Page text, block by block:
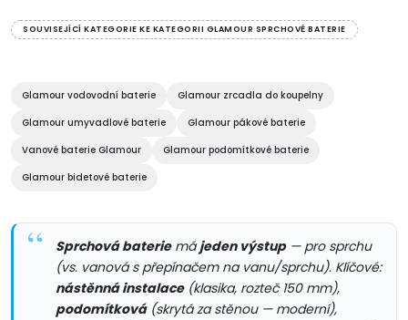
d
c
p
v
á
o
v
á
n
SOUVISEJÍCÍ KATEGORIE KE KATEGORII GLAMOUR SPRCHOVÉ BATERIE
Glamour vodovodní baterie
Glamour zrcadla do koupelny
Glamour umyvadlové baterie
Glamour pákové baterie
Vanové baterie Glamour
Glamour podomítkové baterie
Glamour bidetové baterie
Sprchová bateriemájeden výstup— pro sprchu
(vs. vanová s přepínačem na vanu/sprchu). Klíčové:
nástěnná instalace(klasika, rozteč 150 mm),
podomítková(skrytá za stěnou — moderní),